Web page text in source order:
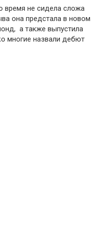
время не сидела сложа
она предстала в новом
а также выпустила
многие назвали дебют